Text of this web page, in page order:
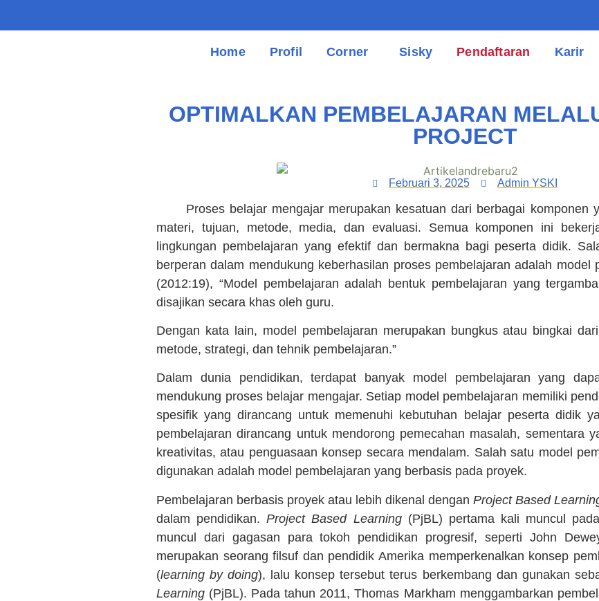
Home Profil Corner Sisky Pendaftaran Karir
OPTIMALKAN PEMBELAJARAN
PROJECT
Februari 3, 2025 Admin YSKI
Proses belajar mengajar merupakan kesatuan dari berbagai komponen
materi, tujuan, metode, media, dan evaluasi. Semua komponen ini
lingkungan pembelajaran yang efektif dan bermakna bagi peserta didik.
berperan dalam mendukung keberhasilan proses pembelajaran adalah model
(2012:19), “Model pembelajaran adalah bentuk pembelajaran yang
disajikan secara khas oleh guru.
Dengan kata lain, model pembelajaran merupakan bungkus atau bingkai
metode, strategi, dan tehnik pembelajaran.”
Dalam dunia pendidikan, terdapat banyak model pembelajaran yang
mendukung proses belajar mengajar. Setiap model pembelajaran memiliki
spesifik yang dirancang untuk memenuhi kebutuhan belajar peserta didik
pembelajaran dirancang untuk mendorong pemecahan masalah, sementara
kreativitas, atau penguasaan konsep secara mendalam. Salah satu model
digunakan adalah model pembelajaran yang berbasis pada proyek.
Pembelajaran berbasis proyek atau lebih dikenal dengan Project Based
dalam pendidikan.Project Based Learning(PjBL) pertama kali muncul
muncul dari gagasan para tokoh pendidikan progresif, seperti John
merupakan seorang filsuf dan pendidik Amerika memperkenalkan konsep
(learning by doing), lalu konsep tersebut terus berkembang dan gunakan
Learning (PjBL). Pada tahun 2011, Thomas Markham menggambarkan